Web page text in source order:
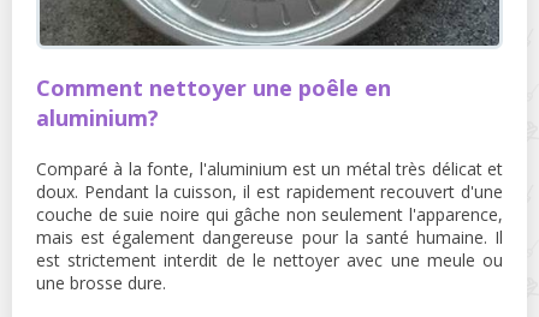
Comment nettoyer une poêle en
aluminium?
Comparé à la fonte, l'aluminium est un métal très délicat et
doux. Pendant la cuisson, il est rapidement recouvert d'une
couche de suie noire qui gâche non seulement l'apparence,
mais est également dangereuse pour la santé humaine. Il
est strictement interdit de le nettoyer avec une meule ou
une brosse dure.